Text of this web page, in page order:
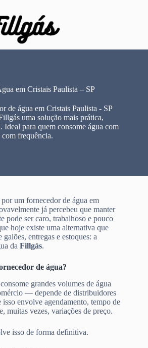
em Cristais Paulista – SP
de água em Cristais Paulista - SP
uma solução mais prática,
Ideal para quem consome água com
com frequência.
um fornecedor de água em
já percebeu que manter
pode ser caro, trabalhoso e pouco
hoje existe uma alternativa que
entregas e estoques: a
da Fillgás.
de água?
grandes volumes de água
— depende de distribuidores
envolve agendamento, tempo de
muitas vezes, variações de preço.
isso de forma definitiva.